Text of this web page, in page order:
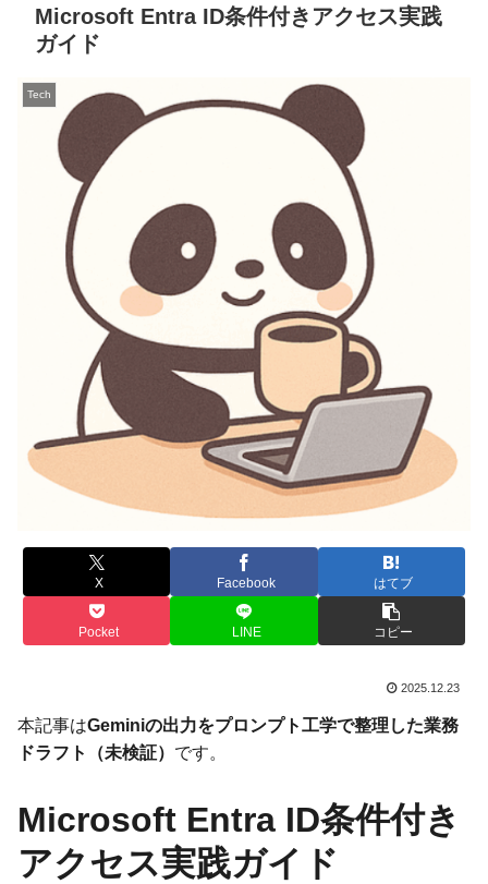
Microsoft Entra ID条件付きアクセス実践
ガイド
Tech
X Facebook はてブ
Pocket LINE コピー
2025.12.23
本記事はGeminiの出力をプロンプト工学で整理した業務
ドラフト（未検証） です。
Microsoft Entra ID条件付き
アクセス実践ガイド